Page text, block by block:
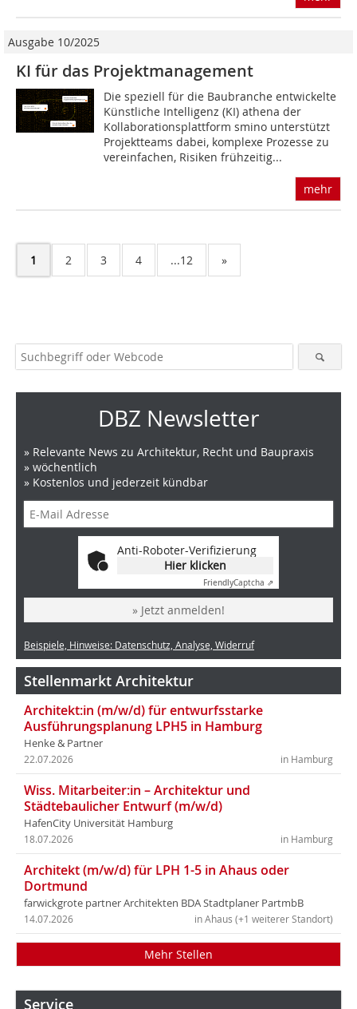
Ausgabe 10/2025
KI für das Projektmanagement
Die speziell für die Baubranche entwickelte
Künstliche Intelligenz (KI) athena der
Kollaborationsplattform smino unterstützt
Projektteams dabei, komplexe Prozesse zu
vereinfachen, Risiken frühzeitig...
mehr
1 2 3 4 ...12 »
DBZ Newsletter
» Relevante News zu Architektur, Recht und Baupraxis
» wöchentlich
» Kostenlos und jederzeit kündbar
Anti-Roboter-Verifizierung
Hier klicken
FriendlyCaptcha ⇗
» Jetzt anmelden!
Beispiele, Hinweise: Datenschutz, Analyse, Widerruf
Stellenmarkt Architektur
Architekt:in (m/w/d) für entwurfsstarke
Ausführungsplanung LPH5 in Hamburg
Henke & Partner
in Hamburg
22.07.2026
Wiss. Mitarbeiter:in – Architektur und
Städtebaulicher Entwurf (m/w/d)
HafenCity Universität Hamburg
in Hamburg
18.07.2026
Architekt (m/w/d) für LPH 1-5 in Ahaus oder
Dortmund
farwickgrote partner Architekten BDA Stadtplaner PartmbB
in Ahaus (+1 weiterer Standort)
14.07.2026
Mehr Stellen
Service